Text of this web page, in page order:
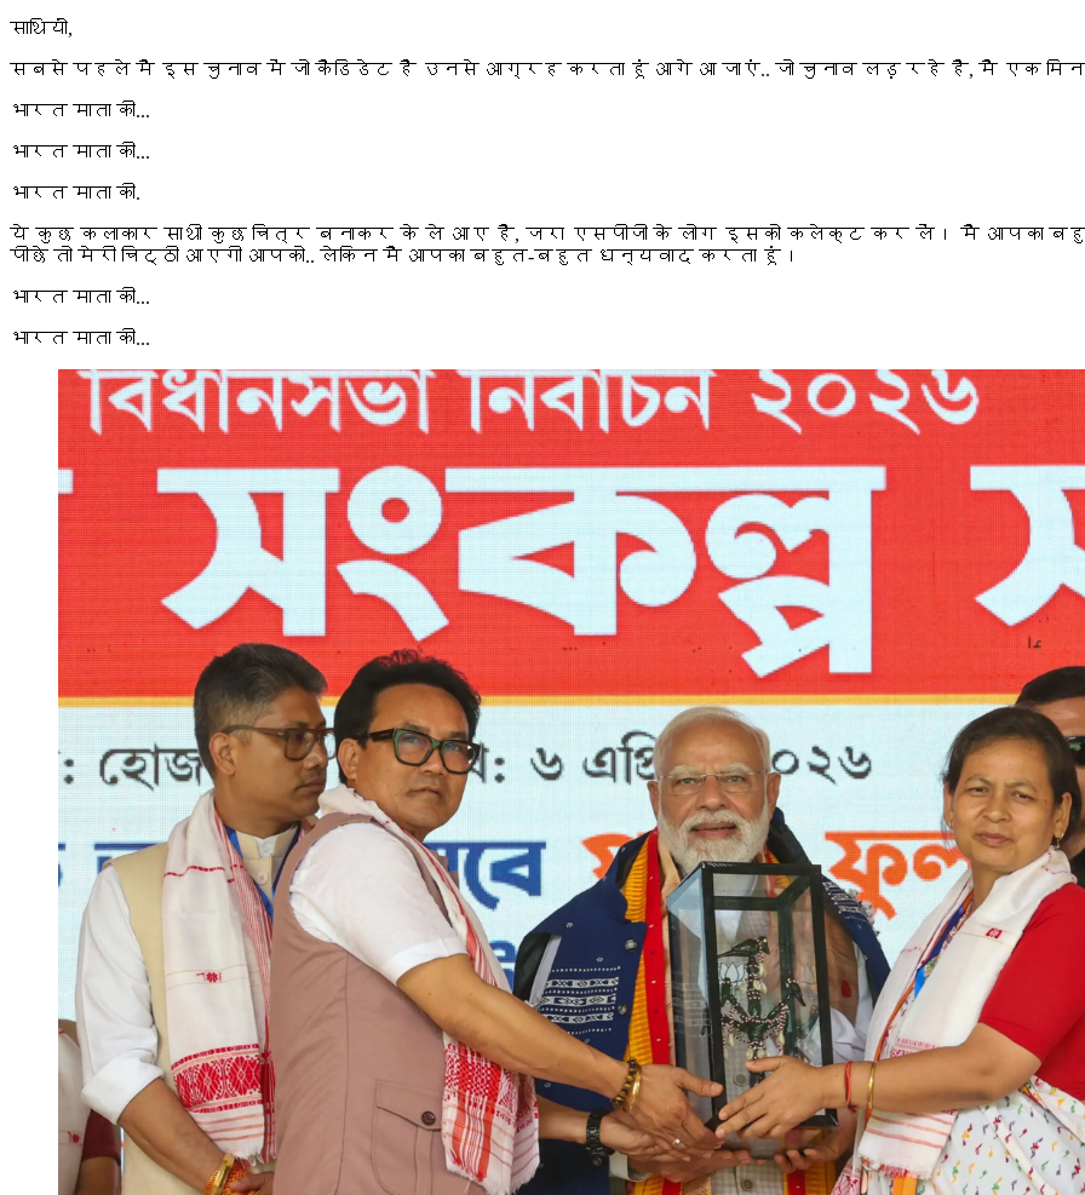
साथियों,
सबसे पहले मैं इस चुनाव में जो कैंडिडेट हैं उनसे आग्रह करता हूं आगे आ जाएं.. जो चुनाव लड़ रहे हैं, मैं एक
भारत माता की...
भारत माता की...
भारत माता की.
ये कुछ कलाकार साथी कुछ चित्र बनाकर के ले आए हैं, जरा एसपीजी के लोग इसको कलेक्ट कर लें। मैं आपका
पीछे तो मेरी चिट्ठी आएगी आपको.. लेकिन मैं आपका बहुत-बहुत धन्यवाद करता हूं।
भारत माता की...
भारत माता की...